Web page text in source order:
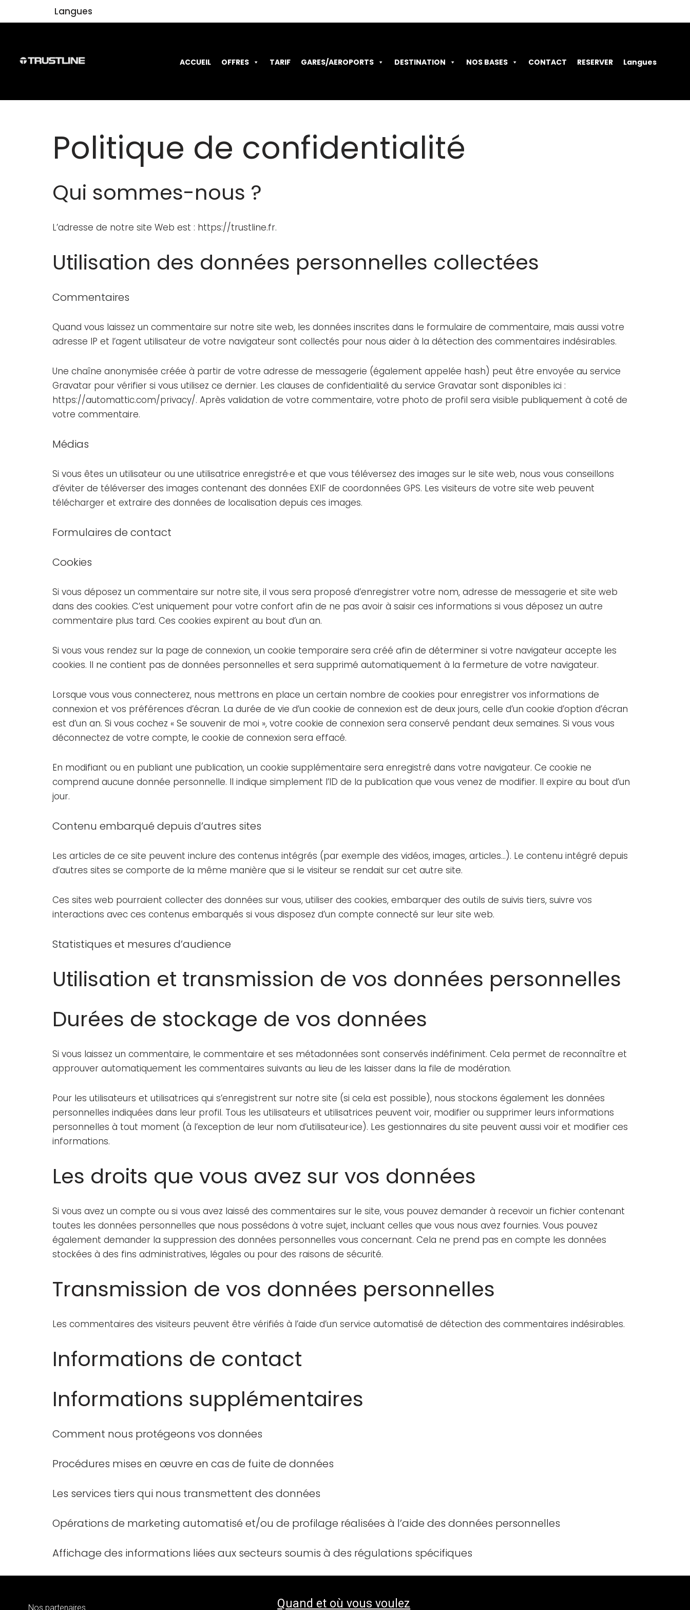
contenu
Langues
ACCUEIL OFFRES TARIF GARES/AEROPORTS DESTINATION NOS BASES CONTACT RESERVER Langues
Politique de confidentialité
Qui sommes-nous ?
L’adresse de notre site Web est : https://trustline.fr.
Utilisation des données personnelles collectées
Commentaires
Quand vous laissez un commentaire sur notre site web, les données inscrites dans le formulaire de commentaire, mais aussi votre
adresse IP et l’agent utilisateur de votre navigateur sont collectés pour nous aider à la détection des commentaires indésirables.
Une chaîne anonymisée créée à partir de votre adresse de messagerie (également appelée hash) peut être envoyée au service
Gravatar pour vérifier si vous utilisez ce dernier. Les clauses de confidentialité du service Gravatar sont disponibles ici :
https://automattic.com/privacy/. Après validation de votre commentaire, votre photo de profil sera visible publiquement à coté de
votre commentaire.
Médias
Si vous êtes un utilisateur ou une utilisatrice enregistré·e et que vous téléversez des images sur le site web, nous vous conseillons
d’éviter de téléverser des images contenant des données EXIF de coordonnées GPS. Les visiteurs de votre site web peuvent
télécharger et extraire des données de localisation depuis ces images.
Formulaires de contact
Cookies
Si vous déposez un commentaire sur notre site, il vous sera proposé d’enregistrer votre nom, adresse de messagerie et site web
dans des cookies. C’est uniquement pour votre confort afin de ne pas avoir à saisir ces informations si vous déposez un autre
commentaire plus tard. Ces cookies expirent au bout d’un an.
Si vous vous rendez sur la page de connexion, un cookie temporaire sera créé afin de déterminer si votre navigateur accepte les
cookies. Il ne contient pas de données personnelles et sera supprimé automatiquement à la fermeture de votre navigateur.
Lorsque vous vous connecterez, nous mettrons en place un certain nombre de cookies pour enregistrer vos informations de
connexion et vos préférences d’écran. La durée de vie d’un cookie de connexion est de deux jours, celle d’un cookie d’option d’écran
est d’un an. Si vous cochez « Se souvenir de moi », votre cookie de connexion sera conservé pendant deux semaines. Si vous vous
déconnectez de votre compte, le cookie de connexion sera effacé.
En modifiant ou en publiant une publication, un cookie supplémentaire sera enregistré dans votre navigateur. Ce cookie ne
comprend aucune donnée personnelle. Il indique simplement l’ID de la publication que vous venez de modifier. Il expire au bout d’un
jour.
Contenu embarqué depuis d’autres sites
Les articles de ce site peuvent inclure des contenus intégrés (par exemple des vidéos, images, articles…). Le contenu intégré depuis
d’autres sites se comporte de la même manière que si le visiteur se rendait sur cet autre site.
Ces sites web pourraient collecter des données sur vous, utiliser des cookies, embarquer des outils de suivis tiers, suivre vos
interactions avec ces contenus embarqués si vous disposez d’un compte connecté sur leur site web.
Statistiques et mesures d’audience
Utilisation et transmission de vos données personnelles
Durées de stockage de vos données
Si vous laissez un commentaire, le commentaire et ses métadonnées sont conservés indéfiniment. Cela permet de reconnaître et
approuver automatiquement les commentaires suivants au lieu de les laisser dans la file de modération.
Pour les utilisateurs et utilisatrices qui s’enregistrent sur notre site (si cela est possible), nous stockons également les données
personnelles indiquées dans leur profil. Tous les utilisateurs et utilisatrices peuvent voir, modifier ou supprimer leurs informations
personnelles à tout moment (à l’exception de leur nom d’utilisateur·ice). Les gestionnaires du site peuvent aussi voir et modifier ces
informations.
Les droits que vous avez sur vos données
Si vous avez un compte ou si vous avez laissé des commentaires sur le site, vous pouvez demander à recevoir un fichier contenant
toutes les données personnelles que nous possédons à votre sujet, incluant celles que vous nous avez fournies. Vous pouvez
également demander la suppression des données personnelles vous concernant. Cela ne prend pas en compte les données
stockées à des fins administratives, légales ou pour des raisons de sécurité.
Transmission de vos données personnelles
Les commentaires des visiteurs peuvent être vérifiés à l’aide d’un service automatisé de détection des commentaires indésirables.
Informations de contact
Informations supplémentaires
Comment nous protégeons vos données
Procédures mises en œuvre en cas de fuite de données
Les services tiers qui nous transmettent des données
Opérations de marketing automatisé et/ou de profilage réalisées à l’aide des données personnelles
Affichage des informations liées aux secteurs soumis à des régulations spécifiques
Nos partenaires Quand et où vous voulez